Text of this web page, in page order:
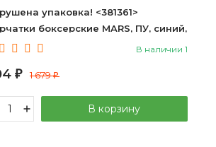
упаковка! <381361>
боксерские MARS, ПУ, синий,
4680459136664
В наличии 1
₽ 1 679₽
В корзину